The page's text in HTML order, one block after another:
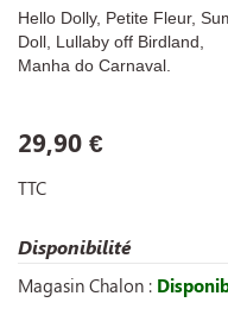
Hello Dolly, Petite Fleur,
Doll, Lullaby off Birdland,
Manha do Carnaval.
29,90 €
TTC
Disponibilité
Magasin Chalon :